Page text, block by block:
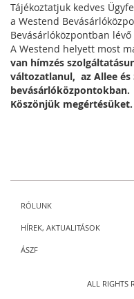
Tájékoztatjuk kedves
a Westend
Bevásárlóközpontban
A Westend helyett most
van hímzés
változatlanul, az Allee és
bevásárlóközpontokban.
Köszönjük megértésüket.
RÓLUNK
HÍREK, AKTUALITÁSOK
ÁSZF
ALL RIGHTS